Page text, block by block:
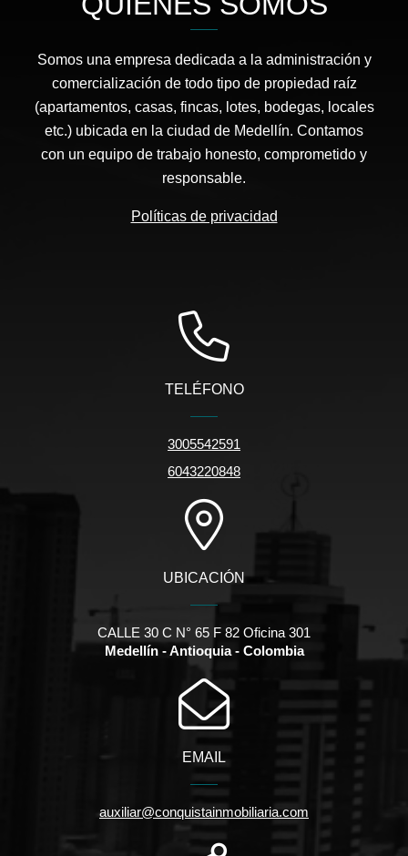
Somos una empresa dedicada a la administración y
comercialización de todo tipo de propiedad raíz
(apartamentos, casas, fincas, lotes, bodegas, locales
etc.) ubicada en la ciudad de Medellín. Contamos
con un equipo de trabajo honesto, comprometido y
responsable.
Políticas de privacidad
TELÉFONO
3005542591
6043220848
UBICACIÓN
CALLE 30 C N° 65 F 82 Oficina 301
Medellín - Antioquia - Colombia
EMAIL
auxiliar@conquistainmobiliaria.com